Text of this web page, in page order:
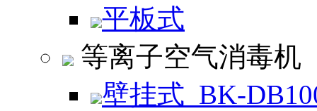
平板式
等离子空气消毒机
壁挂式_BK-